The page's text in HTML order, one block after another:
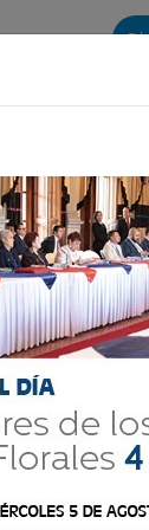
LA VOZ 25
Alerta Isabel-